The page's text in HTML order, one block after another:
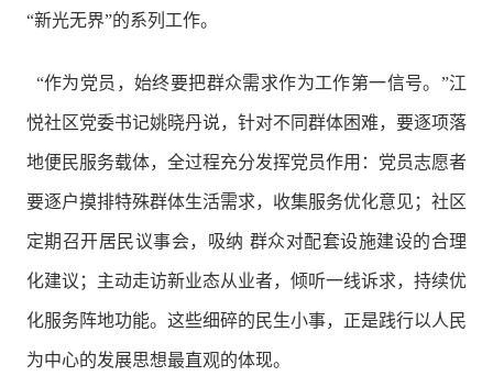
“新光无界”的系列工作。
“作为党员，始终要把群众需求作为工作第一信号。”江
悦社区党委书记姚晓丹说，针对不同群体困难，要逐项落
地便民服务载体，全过程充分发挥党员作用：党员志愿者
要逐户摸排特殊群体生活需求，收集服务优化意见；社区
定期召开居民议事会，吸纳 群众对配套设施建设的合理
化建议；主动走访新业态从业者，倾听一线诉求，持续优
化服务阵地功能。这些细碎的民生小事，正是践行以人民
为中心的发展思想最直观的体现。